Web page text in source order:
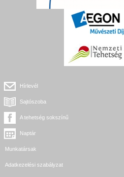
Hírlevél
Sajtószoba
A tehetség sokszínű
Naptár
Munkatársak
Adatkezelési szabályzat